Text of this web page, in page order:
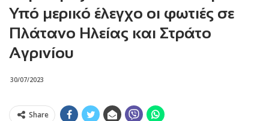
Υπό μερικό έλεγχο οι φωτιές σε
Πλάτανο Ηλείας και Στράτο
Αγρινίου
30/07/2023
Share